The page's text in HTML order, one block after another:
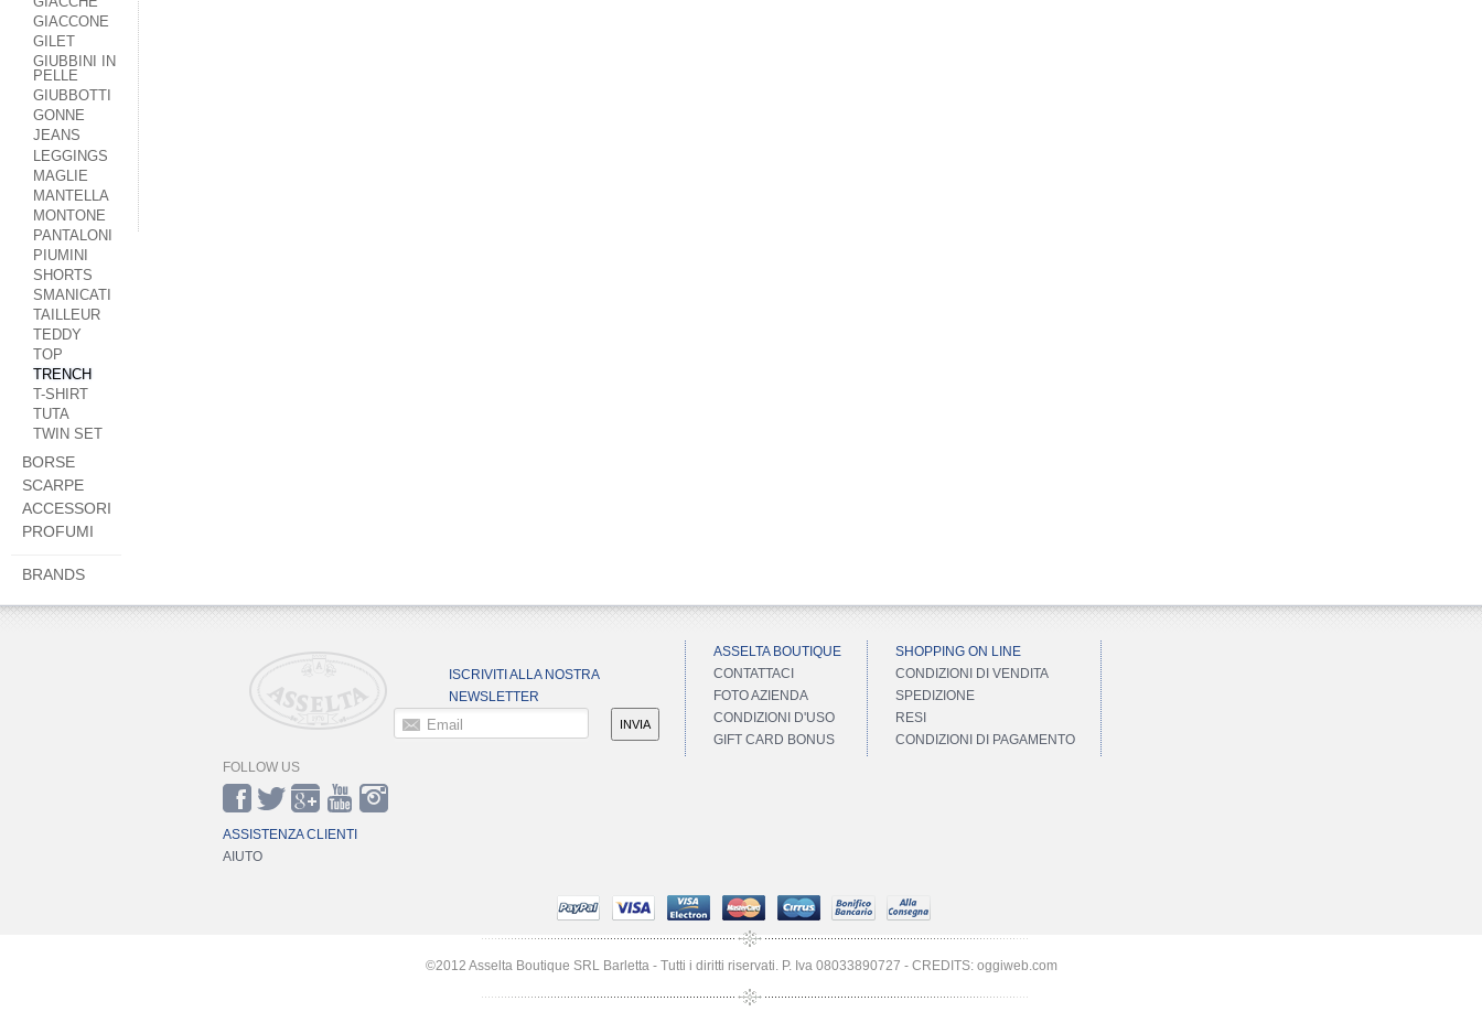
GIACCONE
GILET
GIUBBINI IN
PELLE
GIUBBOTTI
GONNE
JEANS
LEGGINGS
MAGLIE
MANTELLA
MONTONE
PANTALONI
PIUMINI
SHORTS
SMANICATI
TAILLEUR
TEDDY
TOP
TRENCH
T-SHIRT
TUTA
TWIN SET
BORSE
SCARPE
ACCESSORI
PROFUMI
BRANDS
ISCRIVITI ALLA NOSTRA
NEWSLETTER
Email INVIA
ASSELTA BOUTIQUE
CONTATTACI
FOTO AZIENDA
CONDIZIONI D'USO
GIFT CARD BONUS
SHOPPING ON LINE
CONDIZIONI DI VENDITA
SPEDIZIONE
RESI
CONDIZIONI DI PAGAMENTO
FOLLOW US
ASSISTENZA CLIENTI
AIUTO
©2012 Asselta Boutique SRL Barletta - Tutti i diritti riservati. P. Iva 08033890727 - CREDITS: oggiweb.com